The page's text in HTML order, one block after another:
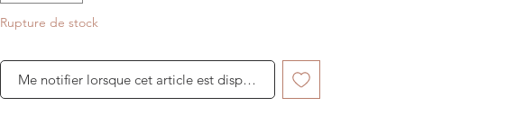
Rupture de stock
Me notifier lorsque cet article est disponible